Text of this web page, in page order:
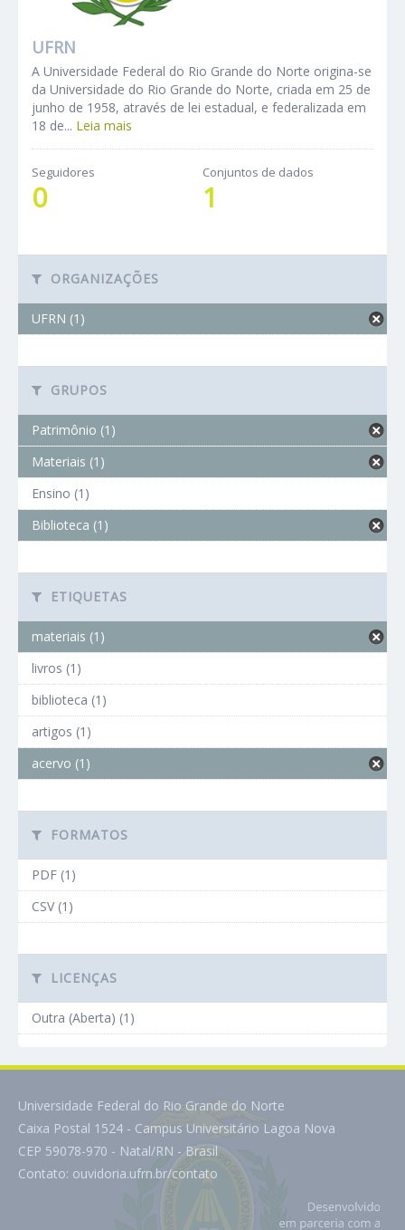
UFRN
A Universidade Federal do Rio Grande do Norte origina-se
da Universidade do Rio Grande do Norte, criada em 25 de
junho de 1958, através de lei estadual, e federalizada em
18 de... Leia mais
Seguidores
0
Conjuntos de dados
1
ORGANIZAÇÕES
UFRN (1)
GRUPOS
Patrimônio (1)
Materiais (1)
Ensino (1)
Biblioteca (1)
ETIQUETAS
materiais (1)
livros (1)
biblioteca (1)
artigos (1)
acervo (1)
FORMATOS
PDF (1)
CSV (1)
LICENÇAS
Outra (Aberta) (1)
Universidade Federal do Rio Grande do Norte
Caixa Postal 1524 - Campus Universitário Lagoa Nova
CEP 59078-970 - Natal/RN - Brasil
Contato: ouvidoria.ufrn.br/contato